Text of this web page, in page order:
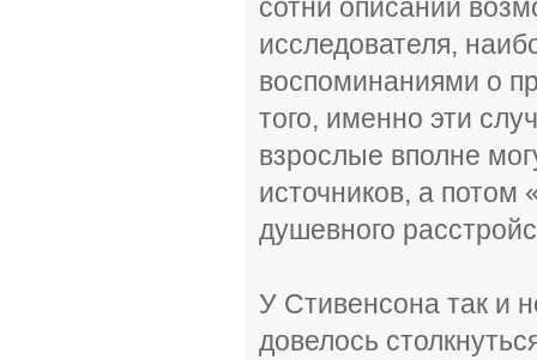
сотни описаний
исследователя,
воспоминаниями о
того, именно эти
взрослые вполне
источников, а потом
душевного
У Стивенсона так и
довелось